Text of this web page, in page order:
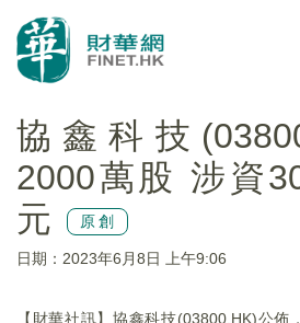
協鑫科技
2000萬股 涉資
元
原創
日期：2023年6月8日 上午9:06
【財華社訊】協鑫科技(03800.HK)公